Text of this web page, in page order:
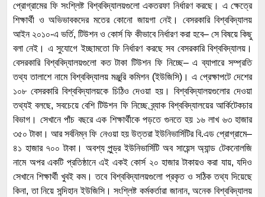
প্রোগ্রামের ফি সংশ্লিষ্ট বিশ্ববিদ্যালয়গুলো একতরফা নির্ধারণ করছে। এ ক্ষেত্রে
শিক্ষার্থী ও অভিভাবকদের মতের কোনো জায়গা নেই। বেসরকারি বিশ্ববিদ্যালয়
আইন ২০১০-এ ভর্তি, টিউশন ও কোর্স ফি কীভাবে নির্ধারণ করা হবে– সে বিষয়ে কিছু
বলা নেই। এ সুযোগে ইচ্ছামতো ফি নির্ধারণ করছে সব বেসরকারি বিশ্ববিদ্যালয়।
বেসরকারি বিশ্ববিদ্যালয়গুলো কত টাকা টিউশন ফি নিচ্ছে– এ ব্যাপারে সম্প্রতি
তথ্য তালাশে নামে বিশ্ববিদ্যালয় মঞ্জুরি কমিশন (ইউজিসি)। এ প্রেক্ষাপটে দেশের
১০৮ বেসরকারি বিশ্ববিদ্যালয়কে চিঠিও দেওয়া হয়। বিশ্ববিদ্যালয়গুলোর দেওয়া
তথ্যই বলছে, সবচেয়ে বেশি টিউশন ফি নিচ্ছে ব্র্যাক বিশ্ববিদ্যালয়ের আর্কিটেকচার
বিভাগ। সেখানে পাঁচ বছরে এক শিক্ষার্থীকে পড়তে গুনতে হয় ১৬ লাখ ৬৩ হাজার
৩৫০ টাকা। আর সর্বনিম্ন ফি নেওয়া হয় উত্তরা ইউনিভার্সিটির বি.এড প্রোগ্রামে–
৪১ হাজার ৭০০ টাকা। অবশ্য পুন্ড্র ইউনিভার্সিটি অব সায়েন্স অ্যান্ড টেকনোলজি
নামে অপর একটি প্রতিষ্ঠানে এই একই কোর্স ২০ হাজার টাকায়ও করা যায়, যদিও
সেখানে শিক্ষার্থী খুবই কম। তবে বিশ্ববিদ্যালয়গুলো প্রকৃত ও সঠিক তথ্য দিয়েছে
কিনা, তা নিয়ে সন্দিহান ইউজিসি। সংশ্লিষ্ট কর্মকর্তারা জানান, অনেক বিশ্ববিদ্যালয়